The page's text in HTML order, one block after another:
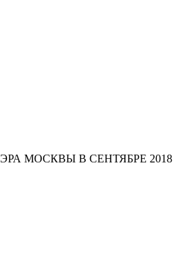
МОСКВЫ В СЕНТЯБРЕ 2018